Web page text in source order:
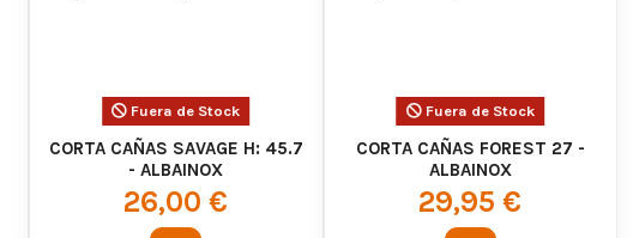
Fuera de Stock
CORTA CAÑAS SAVAGE H: 45.7
- ALBAINOX
26,00 €
Fuera de Stock
CORTA CAÑAS FOREST 27 -
ALBAINOX
29,95 €